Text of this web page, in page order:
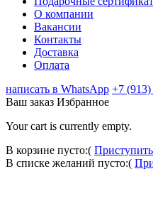
О компании
Вакансии
Контакты
Доставка
Оплата
написать в WhatsApp +7
Ваш заказ Избранное
Your cart is currently empty.
В корзине пусто:(
В списке желаний пусто:(